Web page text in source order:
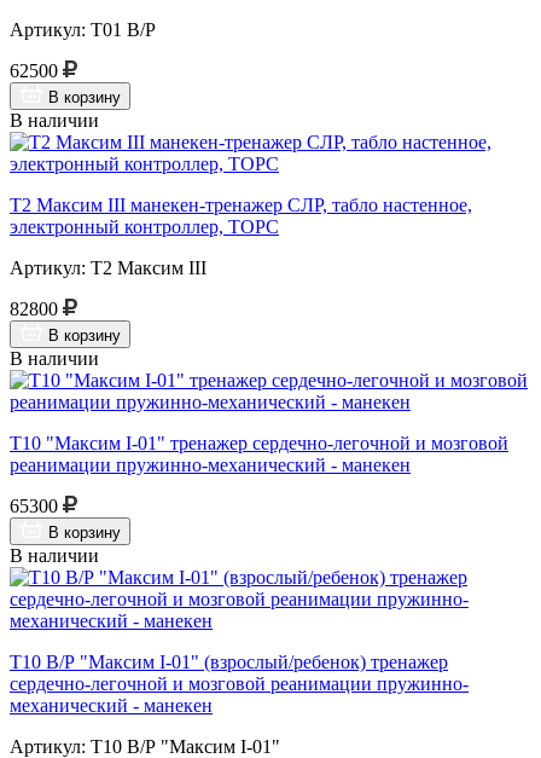
Артикул: Т01 В/Р
62500
В корзину
В наличии
Т2 Максим III манекен-тренажер СЛР, табло настенное,
электронный контроллер, ТОРС
Артикул: Т2 Максим III
82800
В корзину
В наличии
Т10 "Максим I-01" тренажер сердечно-легочной и мозговой
реанимации пружинно-механический - манекен
65300
В корзину
В наличии
Т10 В/Р "Максим I-01" (взрослый/ребенок) тренажер
сердечно-легочной и мозговой реанимации пружинно-
механический - манекен
Артикул: Т10 В/Р "Максим I-01"